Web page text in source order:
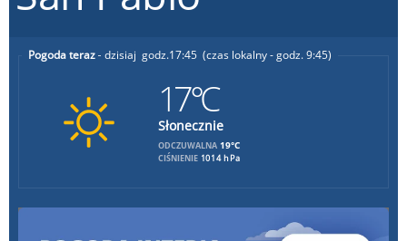
Pogoda teraz dzisiaj 17:45 (czas lokalny - godz. 9:45)
17°C
Słonecznie
ODCZUWALNA 19°C
CIŚNIENIE 1014 hPa